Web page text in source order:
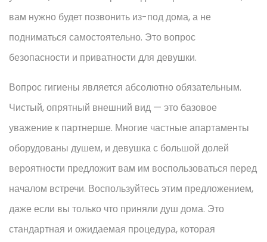
вам нужно будет позвонить из-под дома, а не
подниматься самостоятельно. Это вопрос
безопасности и приватности для девушки.
Вопрос гигиены является абсолютно обязательным.
Чистый, опрятный внешний вид — это базовое
уважение к партнерше. Многие частные апартаменты
оборудованы душем, и девушка с большой долей
вероятности предложит вам им воспользоваться перед
началом встречи. Воспользуйтесь этим предложением,
даже если вы только что приняли душ дома. Это
стандартная и ожидаемая процедура, которая